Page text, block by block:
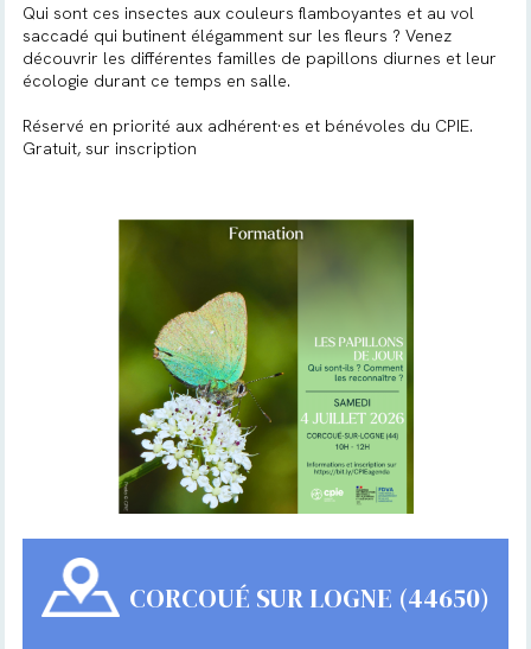
Qui sont ces insectes aux couleurs flamboyantes et au vol
saccadé qui butinent élégamment sur les fleurs ? Venez
découvrir les différentes familles de papillons diurnes et leur
écologie durant ce temps en salle.
Réservé en priorité aux adhérent·es et bénévoles du CPIE.
Gratuit, sur inscription
CORCOUÉ SUR LOGNE (44650)